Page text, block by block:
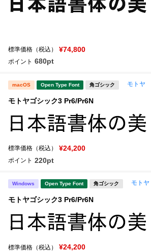
マイページ
ご利用ガイド
お問い合わせ
太さ・ウェイト
セット or 単体
文字種類
価格帯
標準価格（税込） ¥74,800
ポイント 680pt
macOS Open Type Font 角ゴシック モトヤ
モトヤゴシック3 Pr6/Pr6N
標準価格（税込） ¥24,200
ポイント 220pt
Windows Open Type Font 角ゴシック モトヤ
モトヤゴシック3 Pr6/Pr6N
標準価格（税込） ¥24,200